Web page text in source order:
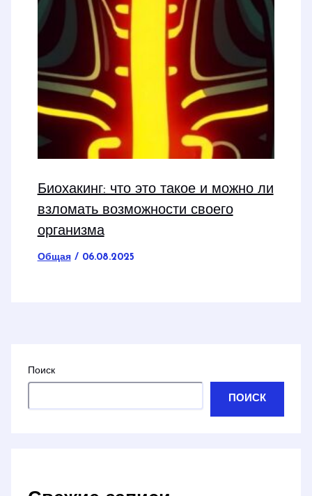
Биохакинг: что это такое и можно ли
взломать возможности своего
организма
Общая/ 06.08.2025
Поиск
ПОИСК